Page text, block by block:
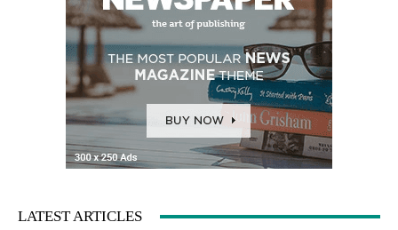
LATEST ARTICLES